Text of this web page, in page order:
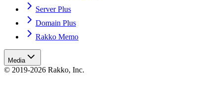
Server Plus
Domain Plus
Rakko Memo
Media
© 2019-2026 Rakko, Inc.